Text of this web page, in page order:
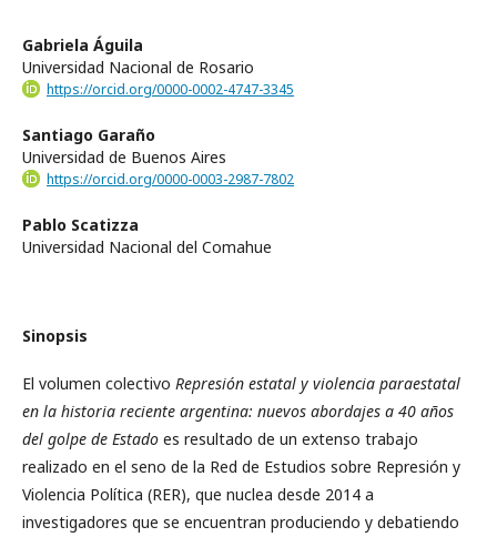
Gabriela Águila
Universidad Nacional de Rosario
https://orcid.org/0000-0002-4747-3345
Santiago Garaño
Universidad de Buenos Aires
https://orcid.org/0000-0003-2987-7802
Pablo Scatizza
Universidad Nacional del Comahue
Sinopsis
El volumen colectivo Represión estatal y violencia paraestatal
en la historia reciente argentina: nuevos abordajes a 40 años
del golpe de Estado es resultado de un extenso trabajo
realizado en el seno de la Red de Estudios sobre Represión y
Violencia Política (RER), que nuclea desde 2014 a
investigadores que se encuentran produciendo y debatiendo